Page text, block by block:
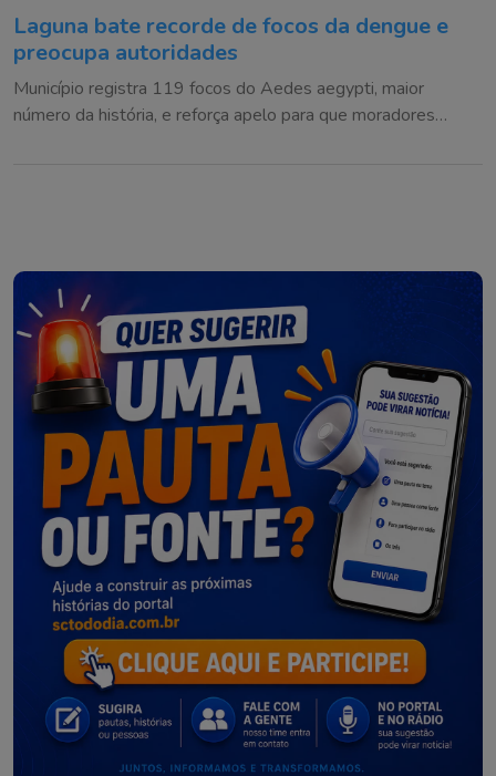
Laguna bate recorde de focos da dengue e
preocupa autoridades
Município registra 119 focos do Aedes aegypti, maior
número da história, e reforça apelo para que moradores